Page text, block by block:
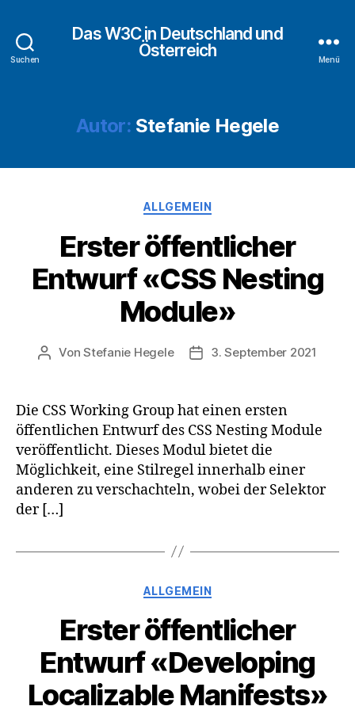
Suchen
Das W3C in Deutschland und
Österreich
Menü
Autor: Stefanie Hegele
Kategorien
ALLGEMEIN
Erster öffentlicher
Entwurf «CSS Nesting
Module»
Beitragsautor
VonStefanie Hegele Veröffentlichungsdatum
3. September 2021
Die CSS Working Group hat einen ersten
öffentlichen Entwurf des CSS Nesting Module
veröffentlicht. Dieses Modul bietet die
Möglichkeit, eine Stilregel innerhalb einer
anderen zu verschachteln, wobei der Selektor
der […]
Kategorien
ALLGEMEIN
Erster öffentlicher
Entwurf «Developing
Localizable Manifests»